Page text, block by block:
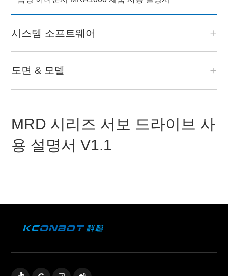
시스템 소프트웨어
도면 & 모델
MRD 시리즈 서보 드라이브 사
용 설명서 V1.1